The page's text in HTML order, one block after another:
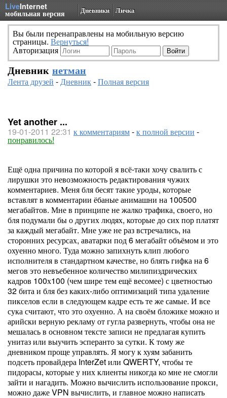
LiveInternet
мобильная версия Дневники Личка
Вы были перенаправлены на мобильную версию
страницы. Вернуться!
Авторизация
Дневник нетман
Лента друзей -Дневник-Полная версия
Yet another ...
19-01-2011 22:31 к комментариям-к полной версии -
понравилось!
Ещё одна причина по которой я всё-таки хочу свалить с
лирушки это невозможность редактирования чужих
комментариев. Меня бля бесят такие уроды, которые
вставлят в комментарии ёбаные анимашни на 100500
мегабайтов. Мне в принципе не жалко трафика, своего, но
бля подумали бы о других людях, которые до сих пор платят
за каждый мегабайт. Мне уже не раз встречались, на
сторонних ресурсах, аватарки под 6 мегабайт объёмом и это
охуенно много. Туда можно запихнуть клип любого
исполнителя в стандартном качестве, но блять гифка на 6
мегов это невъебенное количество милипиздрических
кадров 100х100 (чем шире тем ещё весомее) с цветностью
32 бита и бля без каких-либо оптимизаций типа удаление
пикселов если в следующем кадре есть те же самые. И все
сука считают, что это охуенно. А на своём бложике можно и
арийски верную рекламу от гугла развернуть, чтобы она не
мешалась в основном тексте записи не предлагая купить
унитаз или выучить эсперанто за сутки. К тому же
дневником проще управлять. Я могу к хуям забанить
подсеть провайдера InterZet или QWERTY, чтобы те
пидорасы, которые у них клиенты никогда ко мне не смогли
зайти и нагадить. Можно вычислить использование прокси,
можно даже VPN вычислить, и главное можно написать